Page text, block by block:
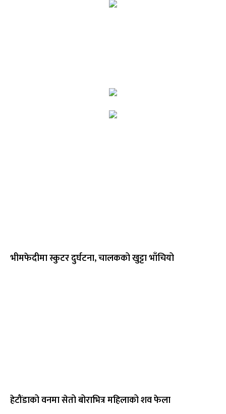
भीमफेदीमा स्कुटर दुर्घटना, चालकको खुट्टा भाँचियो
हेटौंडाको वनमा सेतो बोराभित्र महिलाको शव फेला